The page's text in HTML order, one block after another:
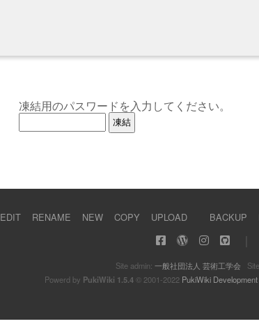
凍結用のパスワードを入力してください。
EDIT RENAME NEW COPY UPLOAD BACKUP
Site admin: 一般社団法人 芸術工学会
Powerd by PukiWiki 1.5.4© 2001-2022 PukiWiki